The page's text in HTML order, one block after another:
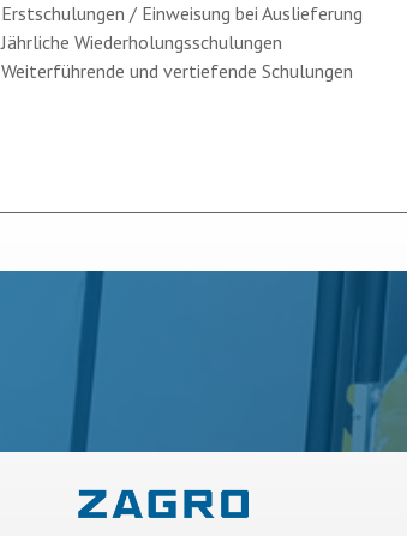
Erstschulungen / Einweisung bei Auslieferung
Jährliche Wiederholungsschulungen
Weiterführende und vertiefende Schulungen